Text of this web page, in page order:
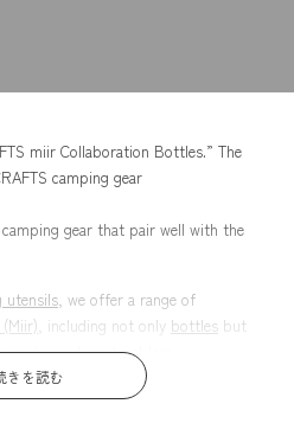
miir Collaboration Bottles.” The
camping gear
camping gear that pair well with the
utensils, we offer a range of
, including not only bottles but
, and evenbeer tumblers
きを読む